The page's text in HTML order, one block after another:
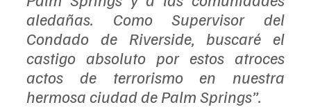
aledañas. Como Supervisor del
Condado de Riverside, buscaré el
castigo absoluto por estos atroces
actos de terrorismo en nuestra
hermosa ciudad de Palm Springs”.